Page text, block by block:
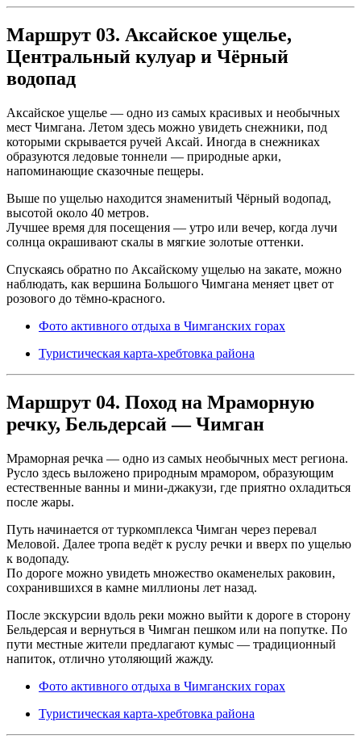
Маршрут 03. Аксайское ущелье,
Центральный кулуар и Чёрный
водопад
Аксайское ущелье — одно из самых красивых и необычных
мест Чимгана. Летом здесь можно увидеть снежники, под
которыми скрывается ручей Аксай. Иногда в снежниках
образуются ледовые тоннели — природные арки,
напоминающие сказочные пещеры.
Выше по ущелью находится знаменитый Чёрный водопад,
высотой около 40 метров.
Лучшее время для посещения — утро или вечер, когда лучи
солнца окрашивают скалы в мягкие золотые оттенки.
Спускаясь обратно по Аксайскому ущелью на закате, можно
наблюдать, как вершина Большого Чимгана меняет цвет от
розового до тёмно-красного.
Фото активного отдыха в Чимганских горах
Туристическая карта-хребтовка района
Маршрут 04. Поход на Мраморную
речку, Бельдерсай — Чимган
Мраморная речка — одно из самых необычных мест региона.
Русло здесь выложено природным мрамором, образующим
естественные ванны и мини-джакузи, где приятно охладиться
после жары.
Путь начинается от туркомплекса Чимган через перевал
Меловой. Далее тропа ведёт к руслу речки и вверх по ущелью
к водопаду.
По дороге можно увидеть множество окаменелых раковин,
сохранившихся в камне миллионы лет назад.
После экскурсии вдоль реки можно выйти к дороге в сторону
Бельдерсая и вернуться в Чимган пешком или на попутке. По
пути местные жители предлагают кумыс — традиционный
напиток, отлично утоляющий жажду.
Фото активного отдыха в Чимганских горах
Туристическая карта-хребтовка района